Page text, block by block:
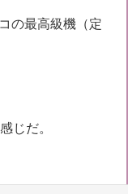
の最高級機（定
じだ。